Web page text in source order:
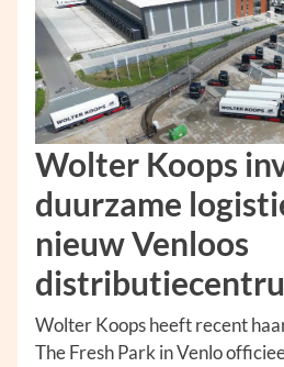
Wolter Koops
duurzame
nieuw Venloos
Wolter Koops heeft recent
The Fresh Park in Venlo